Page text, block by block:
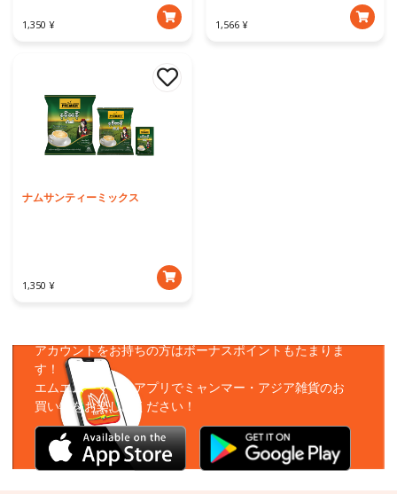
1,350 ¥ 1,566 ¥
ナムサンティーミックス
1,350 ¥
アカウントをお持ちの方はボーナスポイントもたまりま
す！
エムエムーマートアプリでミャンマー・アジア雑貨のお
買い物をお楽しみください！